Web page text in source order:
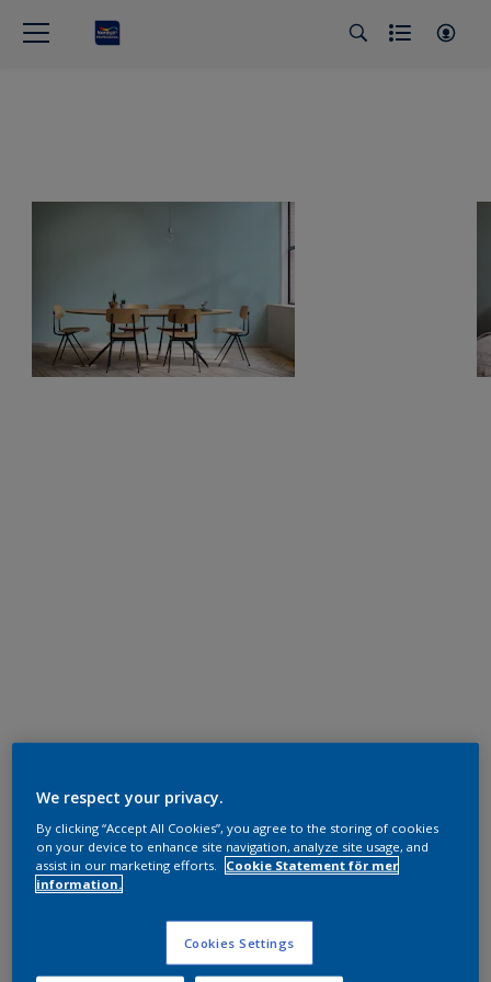
We respect your privacy.
By clicking “Accept All Cookies”, you agree to the storing of cookies
on your device to enhance site navigation, analyze site usage, and
assist in our marketing efforts.
Cookie Statement för mer
information.
Cookies Settings